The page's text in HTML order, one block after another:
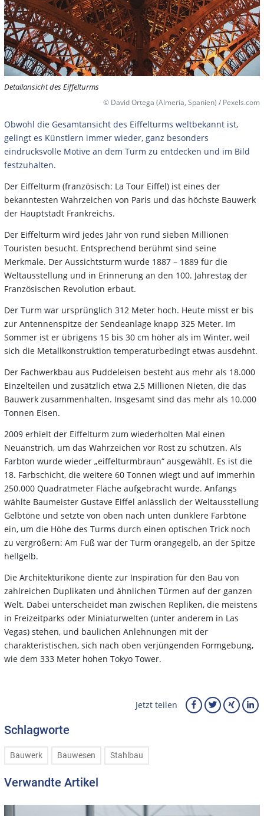
Obwohl die Gesamtansicht des Eiffelturms weltbekannt ist,
gelingt es Künstlern immer wieder, ganz besonders
eindrucksvolle Motive an dem Turm zu entdecken und im Bild
festzuhalten.
Der Eiffelturm (französisch: La Tour Eiffel) ist eines der
bekanntesten Wahrzeichen von Paris und das höchste Bauwerk
der Hauptstadt Frankreichs.
Der Eiffelturm wird jedes Jahr von rund sieben Millionen
Touristen besucht. Entsprechend berühmt sind seine
Merkmale. Der Aussichtsturm wurde 1887 – 1889 für die
Weltausstellung und in Erinnerung an den 100. Jahrestag der
Französischen Revolution erbaut.
Der Turm war ursprünglich 312 Meter hoch. Heute misst er bis
zur Antennenspitze der Sendeanlage knapp 325 Meter. Im
Sommer ist er übrigens 15 bis 30 cm höher als im Winter, weil
sich die Metallkonstruktion temperaturbedingt etwas ausdehnt.
Der Fachwerkbau aus Puddeleisen besteht aus mehr als 18.000
Einzelteilen und zusätzlich etwa 2,5 Millionen Nieten, die das
Bauwerk zusammenhalten. Insgesamt sind das mehr als 10.000
Tonnen Eisen.
2009 erhielt der Eiffelturm zum wiederholten Mal einen
Neuanstrich, um das Wahrzeichen vor Rost zu schützen. Als
Farbton wurde wieder „eiffelturmbraun“ ausgewählt. Es ist die
18. Farbschicht, die weitere 60 Tonnen wiegt und auf immerhin
250.000 Quadratmeter Fläche aufgebracht wurde. Anfangs
wählte Baumeister Gustave Eiffel anlässlich der Weltausstellung
Gelbtöne und setzte von oben nach unten dunklere Farbtöne
ein, um die Höhe des Turms durch einen optischen Trick noch
zu vergrößern: Am Fuß war der Turm orangegelb, an der Spitze
hellgelb.
Die Architekturikone diente zur Inspiration für den Bau von
zahlreichen Duplikaten und ähnlichen Türmen auf der ganzen
Welt. Dabei unterscheidet man zwischen Repliken, die meistens
in Freizeitparks oder Miniaturwelten (unter anderem in Las
Vegas) stehen, und baulichen Anlehnungen mit der
charakteristischen, sich nach oben verjüngenden Formgebung,
wie dem 333 Meter hohen Tokyo Tower.
Detailansicht des Eiffelturms
© David Ortega (Almería, Spanien) / Pexels.com
Jetzt teilen
Schlagworte
Bauwerk Bauwesen Stahlbau
Verwandte Artikel